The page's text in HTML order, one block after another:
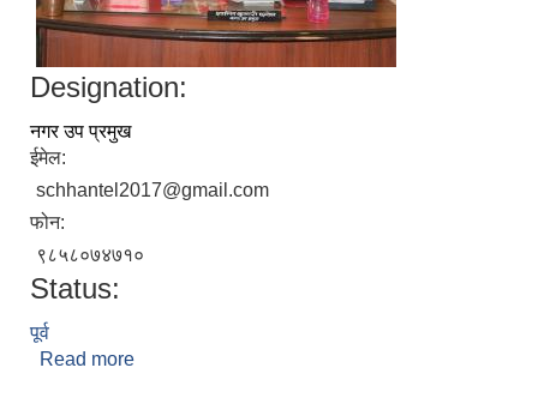
Designation:
नगर उप प्रमुख
ईमेल:
schhantel2017@gmail.com
फोन:
९८५८०७४७१०
Status:
पूर्व
Read more